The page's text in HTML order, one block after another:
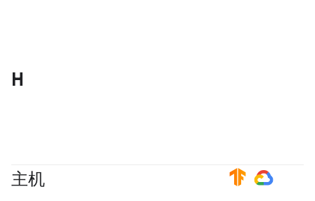
H
主机 #TensorFlow #GoogleCloud